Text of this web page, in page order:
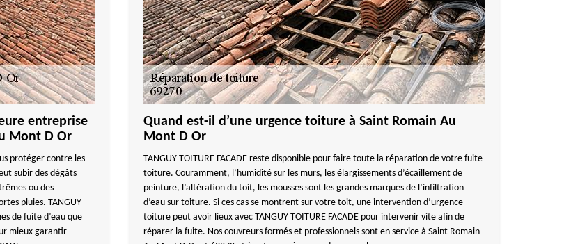
entreprise
Mont D Or
protéger contre les
subir des dégâts
ou des
pluies. TANGUY
de fuite d’eau que
mieux garantir
Quand est-il d’une urgence toiture à Saint Romain Au
Mont D Or
TANGUY TOITURE FACADE reste disponible pour faire toute la réparation de votre fuite
toiture. Couramment, l’humidité sur les murs, les élargissements d’écaillement de
peinture, l’altération du toit, les mousses sont les grandes marques de l’infiltration
d’eau sur toiture. Si ces cas se montrent sur votre toit, une intervention d’urgence
toiture peut avoir lieux avec TANGUY TOITURE FACADE pour intervenir vite afin de
réparer la fuite. Nos couvreurs formés et professionnels sont en service à Saint Romain